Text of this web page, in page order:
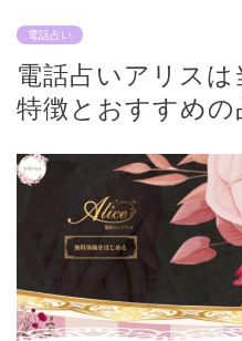
電話占い
電話占いアリス
特徴とおすすめの